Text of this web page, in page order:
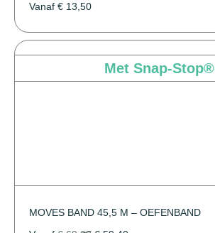
Vanaf € 13,50
Met Snap-Stop®
MOVES BAND 45,5 M – OEFENBAND